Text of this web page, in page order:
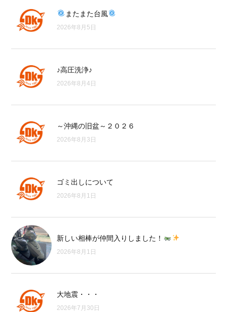
またまた台風
2026年8月5日
♪高圧洗浄♪
2026年8月4日
～沖縄の旧盆～２０２６
2026年8月3日
ゴミ出しについて
2026年8月1日
新しい相棒が仲間入りしました！
2026年8月1日
大地震・・・
2026年7月30日